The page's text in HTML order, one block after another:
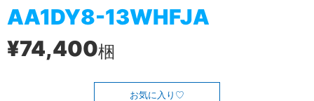
AA1DY8-13WHFJA
¥74,400梱
お気に入り